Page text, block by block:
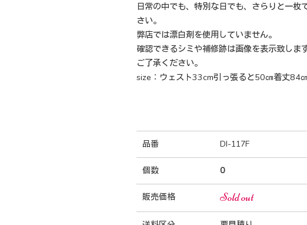
日常の中でも、特別な日でも、さらりと一
さい。
弊店では漂白剤を使用していません。
確認できるシミや補修跡は画像を表示致し
ご了承ください。
size：ウェスト33cm引っ張ると50㎝着丈84
品番 DI-117F
個数 0
販売価格 Sold out